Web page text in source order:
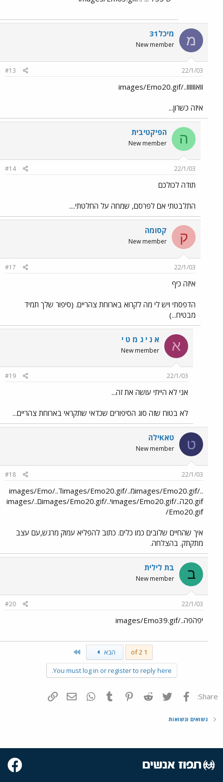
מ מיכל31
New member
22/1/03
#13
וואוווווו../images/Emo20.gif
איזה כשרון...
ה הפיקטיבית
New member
22/1/03
#14
תודה לכולכם
התלבטתי אם לפרסם, שמחה על החלטתי....
ק קסומה
New member
22/1/03
#17
איזה כיף
הדפסתי ויש לי מה לקרוא בארוחת צהריים. (סיפור שלך תמיד
מבטיח...)
א א נ י ג מ ט י
New member
22/1/03
#19
אני לא הייתי עושה את זה...
לא בטוח שזה סוג הסיפורים שכדאי שתקראי בארוחת צהריים...
ט טאKילה
New member
22/1/03
#18
../images/Emo20.gifמ../images/Emo20.gifד../images/Emo
20.gifה../images/Emo20.gifי../images/Emo20.gifם../images
/Emo20.gif
איך שהחיים שלובים כמו כלים. כתוב להפליא עמוק מרגש,עם עצב
מתקתק. בהצלחה.
ב בת לילית
New member
22/1/03
#20
יפהפה../images/Emo39.gif
1 of 2 הבא
You must log in or register to reply here.
Share: פייסבוק Twitter
Reddit
Pinterest
Tumblr
WhatsAppדואר אלקטרוני
נשואים ונשואות